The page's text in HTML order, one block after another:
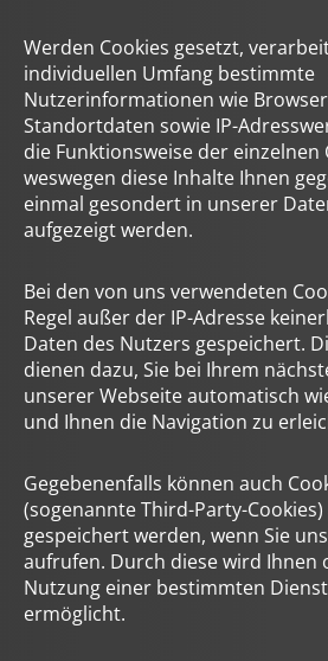
Werden Cookies gesetzt,
individuellen Umfang bestimmte
Nutzerinformationen wie
Standortdaten sowie IP-
die Funktionsweise der einzelnen
weswegen diese Inhalte Ihnen
einmal gesondert in unserer
aufgezeigt werden.
Bei den von uns verwendeten
Regel außer der IP-Adresse
Daten des Nutzers gespeichert.
dienen dazu, Sie bei Ihrem
unserer Webseite automatisch
und Ihnen die Navigation zu
Gegebenenfalls können auch
(sogenannte Third-Party-
gespeichert werden, wenn Sie
aufrufen. Durch diese wird Ihnen
Nutzung einer bestimmten
ermöglicht.